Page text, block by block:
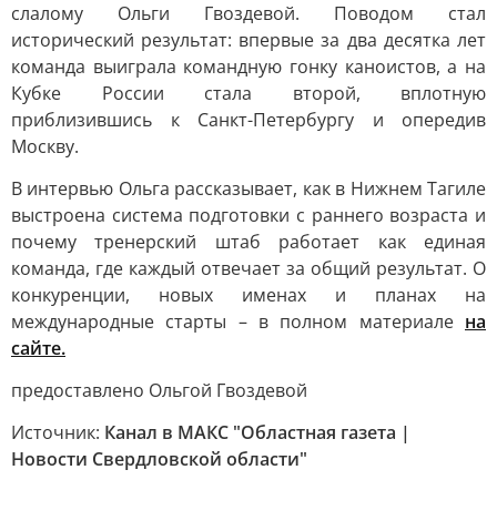
слалому Ольги Гвоздевой. Поводом стал
исторический результат: впервые за два десятка лет
команда выиграла командную гонку каноистов, а на
Кубке России стала второй, вплотную
приблизившись к Санкт-Петербургу и опередив
Москву.
В интервью Ольга рассказывает, как в Нижнем Тагиле
выстроена система подготовки с раннего возраста и
почему тренерский штаб работает как единая
команда, где каждый отвечает за общий результат. О
конкуренции, новых именах и планах на
международные старты – в полном материале на
сайте.
предоставлено Ольгой Гвоздевой
Источник: Канал в МАКС "Областная газета |
Новости Свердловской области"